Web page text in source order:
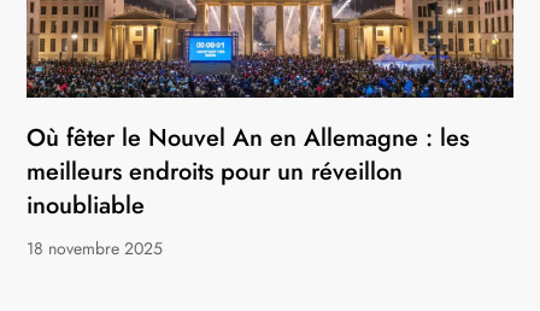
Où fêter le Nouvel An en Allemagne : les
meilleurs endroits pour un réveillon
inoubliable
18 novembre 2025